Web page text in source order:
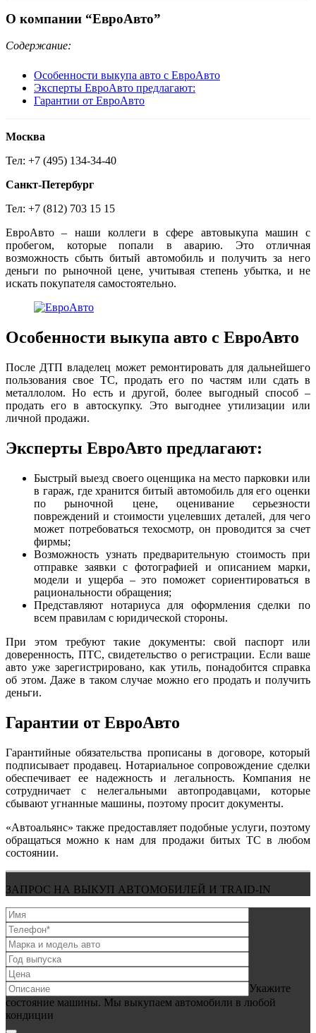
О компании “ЕвроАвто”
Содержание:
Особенности выкупа авто с ЕвроАвто
Эксперты ЕвроАвто предлагают:
Гарантии от ЕвроАвто
Москва
Тел: +7 (495) 134-34-40
Санкт-Петербург
Тел: +7 (812) 703 15 15
ЕвроАвто – наши коллеги в сфере автовыкупа машин с
пробегом, которые попали в аварию. Это отличная
возможность сбыть битый автомобиль и получить за него
деньги по рыночной цене, учитывая степень убытка, и не
искать покупателя самостоятельно.
Особенности выкупа авто с ЕвроАвто
После ДТП владелец может ремонтировать для дальнейшего
пользования свое ТС, продать его по частям или сдать в
металлолом. Но есть и другой, более выгодный способ –
продать его в автоскупку. Это выгоднее утилизации или
личной продажи.
Эксперты ЕвроАвто предлагают:
Быстрый выезд своего оценщика на место парковки или
в гараж, где хранится битый автомобиль для его оценки
по рыночной цене, оценивание серьезности
повреждений и стоимости уцелевших деталей, для чего
может потребоваться техосмотр, он проводится за счет
фирмы;
Возможность узнать предварительную стоимость при
отправке заявки с фотографией и описанием марки,
модели и ущерба – это поможет сориентироваться в
рациональности обращения;
Представляют нотариуса для оформления сделки по
всем правилам с юридической стороны.
При этом требуют такие документы: свой паспорт или
доверенность, ПТС, свидетельство о регистрации. Если ваше
авто уже зарегистрировано, как утиль, понадобится справка
об этом. Даже в таком случае можно его продать и получить
деньги.
Гарантии от ЕвроАвто
Гарантийные обязательства прописаны в договоре, который
подписывает продавец. Нотариальное сопровождение сделки
обеспечивает ее надежность и легальность. Компания не
сотрудничает с нелегальными автопродавцами, которые
сбывают угнанные машины, поэтому просит документы.
«Автоальянс» также предоставляет подобные услуги, поэтому
обращаться можно к нам для продажи битых ТС в любом
состоянии.
ЗАПРОС НА ВЫКУП АВТОМОБИЛЕЙ И TRAID-IN
Укажите
состояние машины. Мы выкупаем автомобили в любой
кондиции